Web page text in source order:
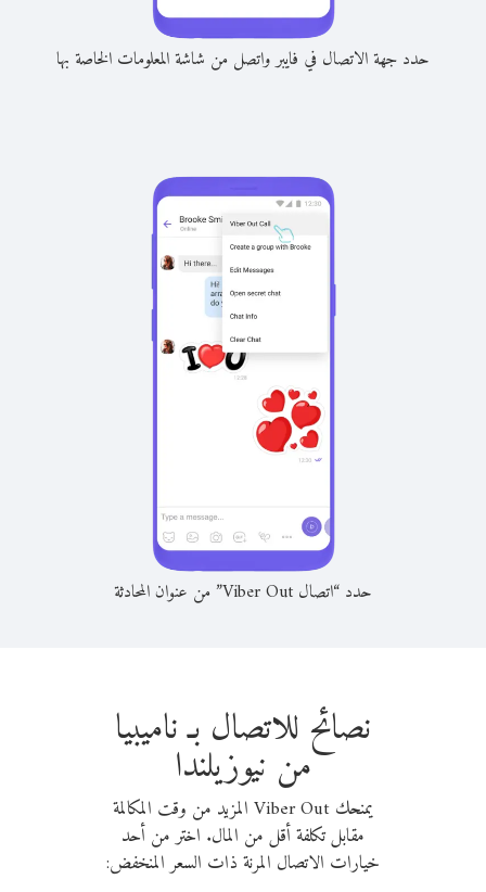
حدد جهة الاتصال في فايبر واتصل من شاشة المعلومات الخاصة بها
حدد “اتصال Viber Out” من عنوان المحادثة
نصائح للاتصال بـ ناميبيا
من نيوزيلندا
يمنحك Viber Out المزيد من وقت المكالمة
مقابل تكلفة أقل من المال. اختر من أحد
خيارات الاتصال المرنة ذات السعر المنخفض: